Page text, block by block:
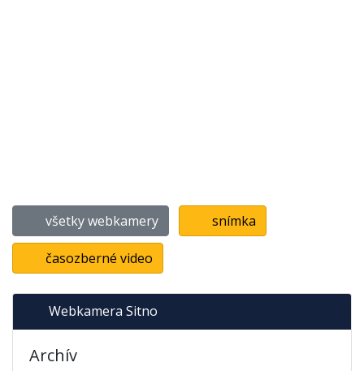
všetky webkamery snímka
časozberné video
Webkamera Sitno
Archív